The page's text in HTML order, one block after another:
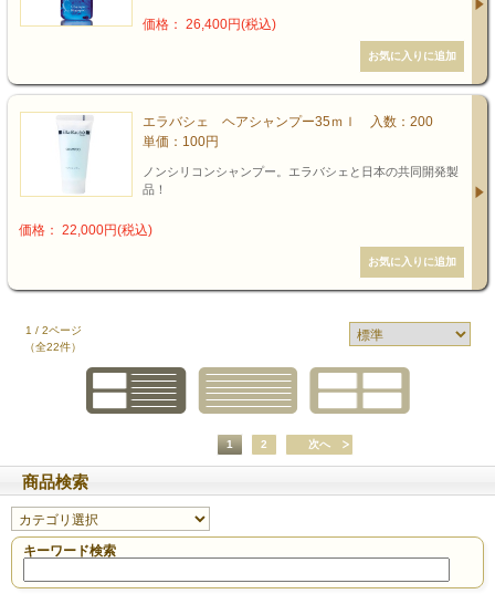
価格： 26,400円(税込)
エラバシェ ヘアシャンプー35ｍｌ 入数：200
単価：100円
ノンシリコンシャンプー。エラバシェと日本の共同開発製
品！
価格： 22,000円(税込)
1 / 2ページ
（全22件）
1 2 次へ
商品検索
キーワード検索